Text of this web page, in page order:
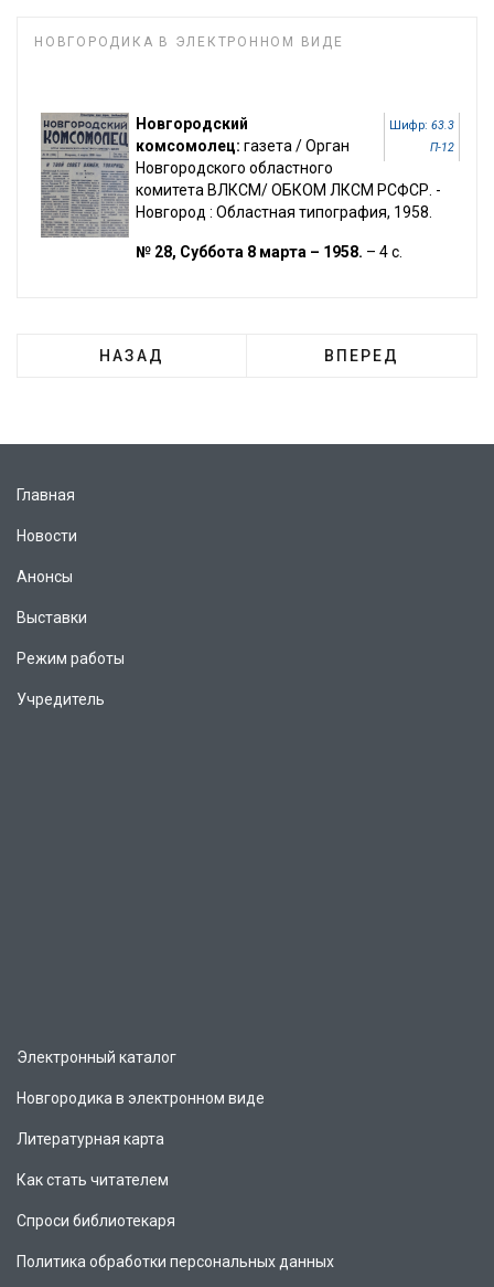
НОВГОРОДИКА В ЭЛЕКТРОННОМ ВИДЕ
Шифр: 63.3
П-12
Новгородский
комсомолец: газета / Орган
Новгородского областного
комитета ВЛКСМ/ ОБКОМ ЛКСМ РСФСР. -
Новгород : Областная типография, 1958.
№ 28, Суббота 8 марта – 1958. – 4 с.
НАЗАД ВПЕРЕД
Главная
Новости
Анонсы
Выставки
Режим работы
Учредитель
Электронный каталог
Новгородика в электронном виде
Литературная карта
Как стать читателем
Спроси библиотекаря
Политика обработки персональных данных